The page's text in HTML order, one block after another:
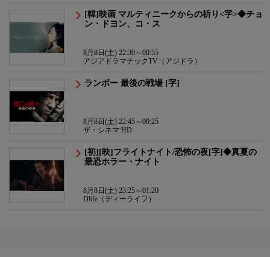
[韓]映画 マルティニークからの祈り<字>◆チョ
ン・ドヨン、コ・ス
8月8日(土) 22:30～00:55
アジアドラマチックTV（アジドラ）
ランボー 最後の戦場 [字]
8月8日(土) 22:45～00:25
ザ・シネマ HD
[初][映]フライトナイト/恐怖の夜[字]◆真夏の
最恐ホラー・ナイト
8月8日(土) 23:25～01:20
Dlife（ディーライフ）